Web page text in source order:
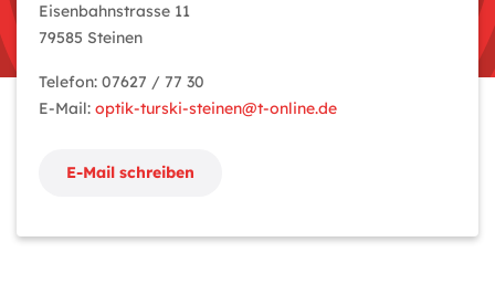
Eisenbahnstrasse 11
79585 Steinen
Telefon: 07627 / 77 30
E-Mail: optik-turski-steinen@t-online.de
E-Mail schreiben